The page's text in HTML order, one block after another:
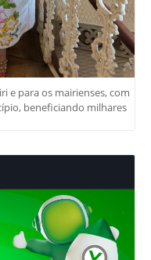
e para os mairienses, com
beneficiando milhares